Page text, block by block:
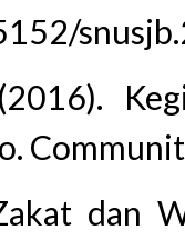
dan